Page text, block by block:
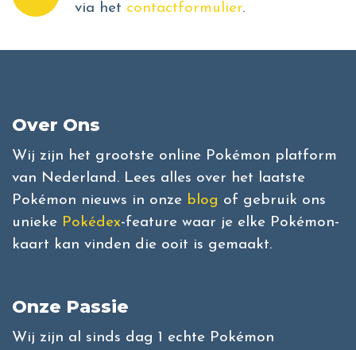
via het contactformulier.
Over Ons
Wij zijn het grootste online Pokémon platform
van Nederland. Lees alles over het laatste
Pokémon nieuws in onze blog of gebruik ons
unieke Pokédex-feature waar je elke Pokémon-
kaart kan vinden die ooit is gemaakt.
Onze Passie
Wij zijn al sinds dag 1 echte Pokémon